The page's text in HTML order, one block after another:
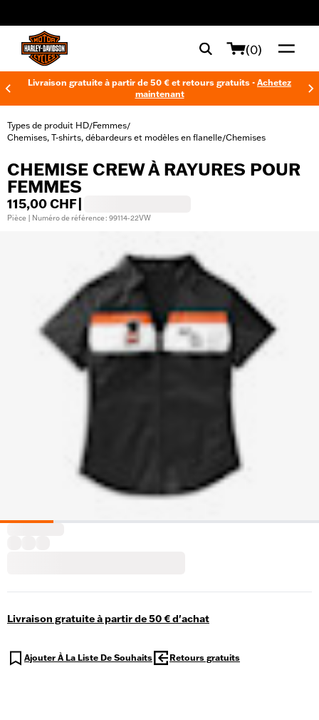
(0)
Livraison gratuite à partir de 50 € et retours gratuits - Achetez
maintenant
Types de produit HD/Femmes/
Chemises, T-shirts, débardeurs et modèles en flanelle/Chemises
CHEMISE CREW À RAYURES POUR
FEMMES
115,00 CHF
Pièce | Numéro de référence : 99114-22VW
Livraison gratuite à partir de 50 € d'achat
Ajouter À La Liste De Souhaits Retours gratuits